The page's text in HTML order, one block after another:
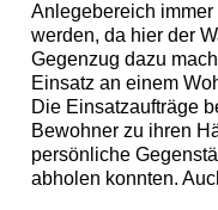
Anlegebereich
werden, da hier der
Gegenzug dazu
Einsatz an einem
Die Einsatzaufträge
Bewohner zu ihren
persönliche
abholen konnten.